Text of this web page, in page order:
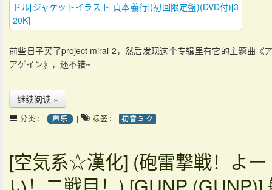
前些日子买了project mirai 2，然后发现这个专辑里有它的主题曲《
アゲイン》，还不错~
继续阅读 »
分类： 声乐 | 标签： 初音ミク
[空気系☆漢化] (砲雷撃戦！よー